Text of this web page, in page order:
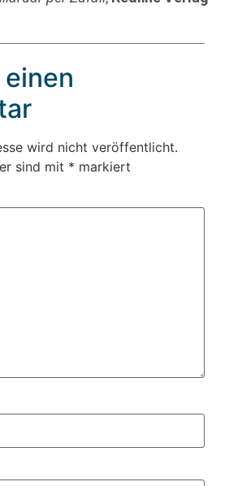
wird nicht veröffentlicht.
sind mit * markiert